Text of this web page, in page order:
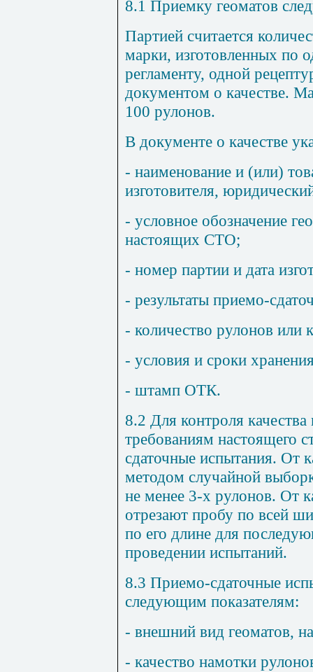
8.1 Приемку геоматов
Партией считается
марки, изготовленных по
регламенту, одной
документом о качестве.
100 рулонов.
В документе о качестве
- наименование и (или)
изготовителя,
- условное обозначение
настоящих СТО;
- номер партии и дата
- результаты приемо-
- количество рулонов или
- условия и сроки
- штамп ОТК.
8.2 Для контроля качества
требованиям настоящего
сдаточные испытания. От
методом случайной
не менее 3-х рулонов. От
отрезают пробу по всей
по его длине для
проведении испытаний.
8.3 Приемо-сдаточные
следующим показателям:
- внешний вид геоматов,
- качество намотки